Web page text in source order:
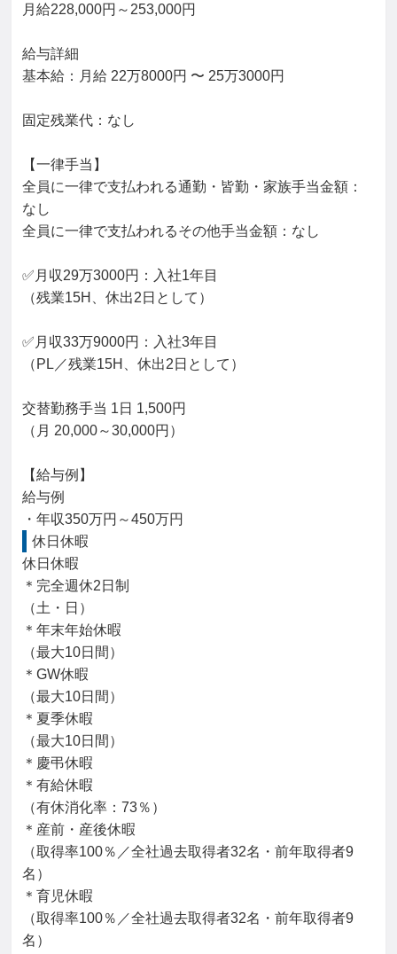
月給228,000円～253,000円
給与詳細
基本給：月給 22万8000円 〜 25万3000円
固定残業代：なし
【一律手当】
全員に一律で支払われる通勤・皆勤・家族手当金額：
なし
全員に一律で支払われるその他手当金額：なし
✅月収29万3000円：入社1年目
（残業15H、休出2日として）
✅月収33万9000円：入社3年目
（PL／残業15H、休出2日として）
交替勤務手当 1日 1,500円
（月 20,000～30,000円）
【給与例】
給与例
・年収350万円～450万円
休日休暇
休日休暇
＊完全週休2日制
（土・日）
＊年末年始休暇
（最大10日間）
＊GW休暇
（最大10日間）
＊夏季休暇
（最大10日間）
＊慶弔休暇
＊有給休暇
（有休消化率：73％）
＊産前・産後休暇
（取得率100％／全社過去取得者32名・前年取得者9
名）
＊育児休暇
（取得率100％／全社過去取得者32名・前年取得者9
名）